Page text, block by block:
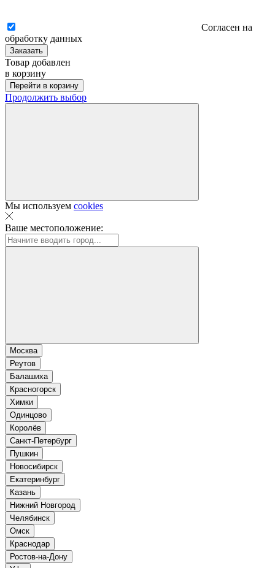
Согласен на
обработку данных
Заказать
Товар добавлен
в корзину
Перейти в корзину
Продолжить выбор
Мы используем cookies
Ваше местоположение:
Москва
Реутов
Балашиха
Красногорск
Химки
Одинцово
Королёв
Санкт-Петербург
Пушкин
Новосибирск
Екатеринбург
Казань
Нижний Новгород
Челябинск
Омск
Краснодар
Ростов-на-Дону